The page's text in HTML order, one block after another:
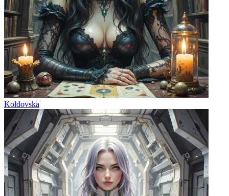
Koldovska